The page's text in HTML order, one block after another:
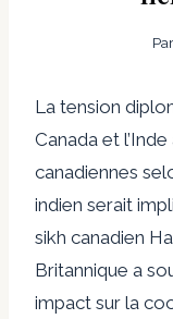
Par
La tension
Canada et
canadiennes
indien serait
sikh canadien
Britannique a
impact sur la